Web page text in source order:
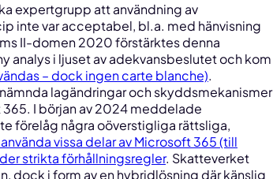
expertgrupp att användning av
inte var acceptabel, bl.a. med hänvisning
II-domen 2020 förstärktes denna
analys i ljuset av adekvansbeslutet och kom
– dock ingen carte blanche).
lagändringar och skyddsmekanismer
I början av 2024 meddelade
förelåg några oöverstigliga rättsliga,
vissa delar av Microsoft 365 (till
strikta förhållningsregler. Skatteverket
dock i form av en hybridlösning där känslig